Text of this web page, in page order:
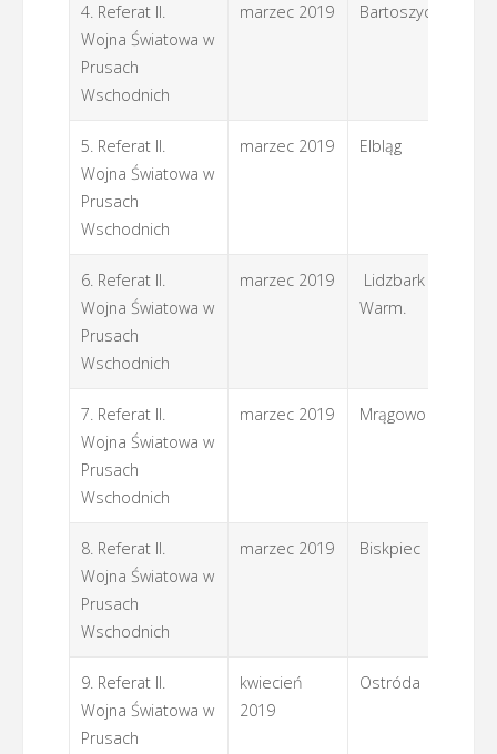
4. Referat II.
Wojna Światowa w
Prusach
Wschodnich
marzec 2019 Bartoszyce
5. Referat II.
Wojna Światowa w
Prusach
Wschodnich
marzec 2019 Elbląg
6. Referat II.
Wojna Światowa w
Prusach
Wschodnich
marzec 2019
Lidzbark
Warm.
7. Referat II.
Wojna Światowa w
Prusach
Wschodnich
marzec 2019 Mrągowo
8. Referat II.
Wojna Światowa w
Prusach
Wschodnich
marzec 2019 Biskpiec
9. Referat II.
Wojna Światowa w
Prusach
kwiecień
2019
Ostróda